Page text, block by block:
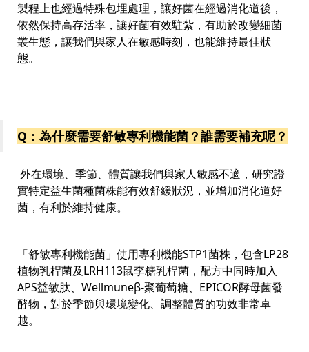
製程上也經過特殊包埋處理，讓好菌在經過消化道後，
依然保持高存活率，讓好菌有效駐紮，有助於改變細菌
叢生態，讓我們與家人在敏感時刻，也能維持最佳狀
態。
Q：為什麼需要舒敏專利機能菌？誰需要補充呢？
外在環境、季節、體質讓我們與家人敏感不適，研究證
實特定益生菌種菌株能有效舒緩狀況，並增加消化道好
菌，有利於維持健康。
「舒敏專利機能菌」使用專利機能STP1菌株，包含LP28
植物乳桿菌及LRH113鼠李糖乳桿菌，配方中同時加入
APS益敏肽、Wellmuneβ-聚葡萄糖、EPICOR酵母菌發
酵物，對於季節與環境變化、調整體質的功效非常卓
越。